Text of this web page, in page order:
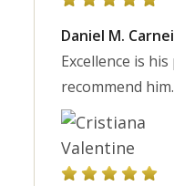
Daniel M.
Excellence is
recommend him.